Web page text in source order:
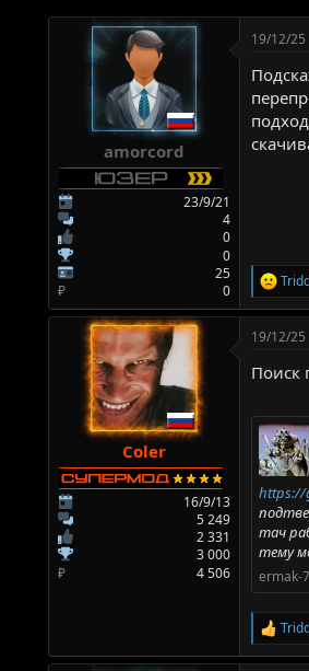
о
а
н
а
ч
а
л
а
amorcord
23/9/21
4
0
0
25
₽
0
19/12/25
Р
е
к
и
Coler
16/9/13
5 249
2 331
3 000
₽
4 506
19/12/25
Поиск
https://
тач
тему
ermak-
Р
е